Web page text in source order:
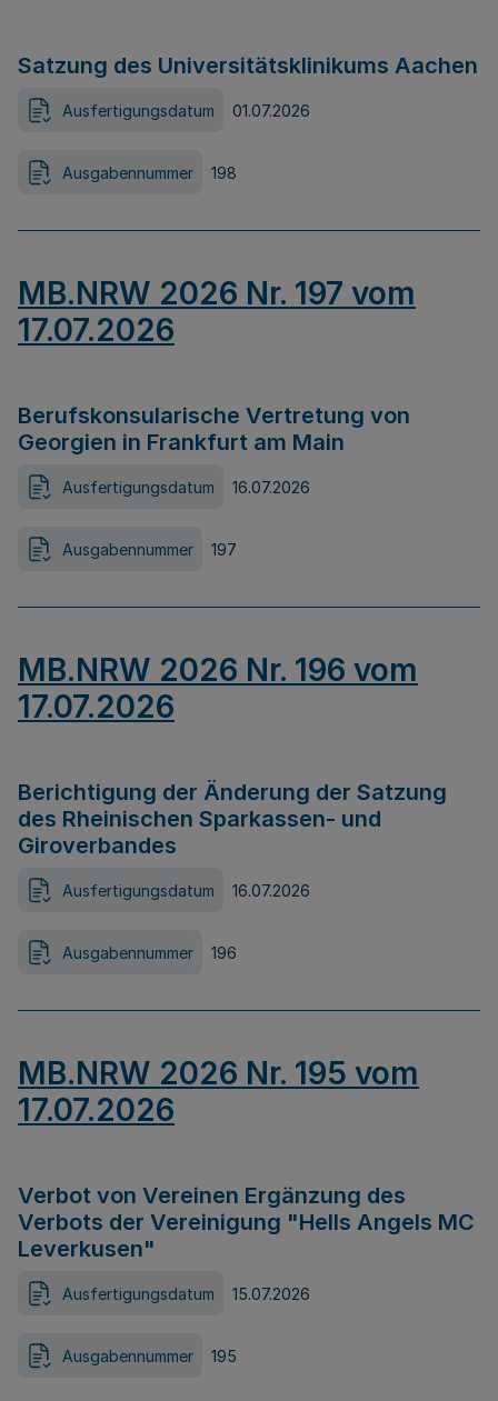
Satzung des Universitätsklinikums Aachen
Ausfertigungsdatum 01.07.2026
Ausgabennummer 198
MB.NRW 2026 Nr. 197 vom
17.07.2026
Berufskonsularische Vertretung von
Georgien in Frankfurt am Main
Ausfertigungsdatum 16.07.2026
Ausgabennummer 197
MB.NRW 2026 Nr. 196 vom
17.07.2026
Berichtigung der Änderung der Satzung
des Rheinischen Sparkassen- und
Giroverbandes
Ausfertigungsdatum 16.07.2026
Ausgabennummer 196
MB.NRW 2026 Nr. 195 vom
17.07.2026
Verbot von Vereinen Ergänzung des
Verbots der Vereinigung "Hells Angels MC
Leverkusen"
Ausfertigungsdatum 15.07.2026
Ausgabennummer 195